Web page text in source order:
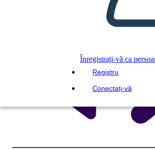
Înregistrați-vă ca
Registru
Conectați-vă